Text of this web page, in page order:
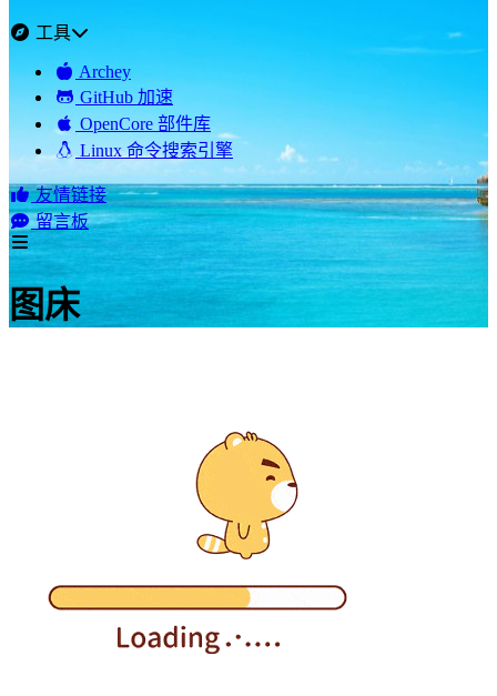
工具
Archey
GitHub 加速
OpenCore 部件库
Linux 命令搜索引擎
友情链接
留言板
图床